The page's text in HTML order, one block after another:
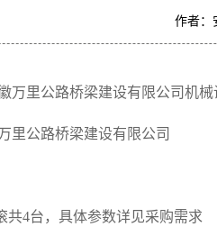
作者：
万里公路桥梁建设有限公司机械
里公路桥梁建设有限公司
共4台，具体参数详见采购需求